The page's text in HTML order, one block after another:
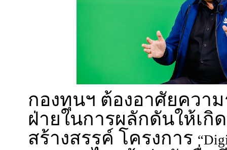
กองทุนฯ ต้องอาศัยควา
ฝ่ายในการผลักดันให้เ
สร้างสรรค์ โครงการ